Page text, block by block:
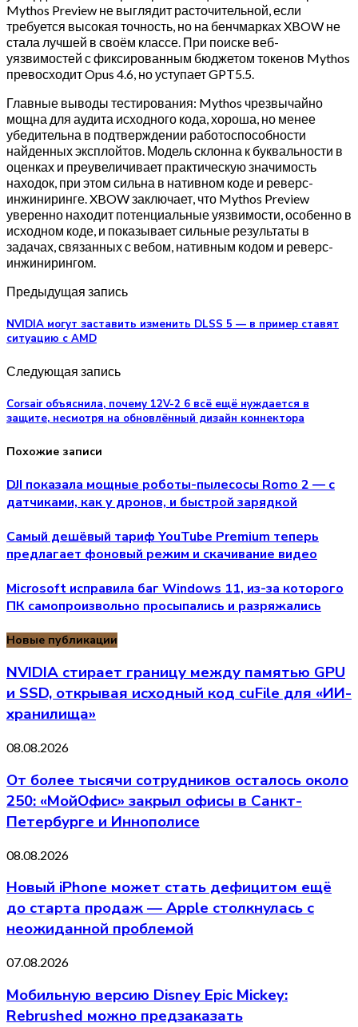
Mythos Preview не выглядит расточительной, если
требуется высокая точность, но на бенчмарках XBOW не
стала лучшей в своём классе. При поиске веб-
уязвимостей с фиксированным бюджетом токенов Mythos
превосходит Opus 4.6, но уступает GPT5.5.
Главные выводы тестирования: Mythos чрезвычайно
мощна для аудита исходного кода, хороша, но менее
убедительна в подтверждении работоспособности
найденных эксплойтов. Модель склонна к буквальности в
оценках и преувеличивает практическую значимость
находок, при этом сильна в нативном коде и реверс-
инжиниринге. XBOW заключает, что Mythos Preview
уверенно находит потенциальные уязвимости, особенно в
исходном коде, и показывает сильные результаты в
задачах, связанных с вебом, нативным кодом и реверс-
инжинирингом.
Предыдущая запись
NVIDIA могут заставить изменить DLSS 5 — в пример ставят
ситуацию с AMD
Следующая запись
Corsair объяснила, почему 12V-2 6 всё ещё нуждается в
защите, несмотря на обновлённый дизайн коннектора
Похожие записи
DJI показала мощные роботы-пылесосы Romo 2 — с
датчиками, как у дронов, и быстрой зарядкой
Самый дешёвый тариф YouTube Premium теперь
предлагает фоновый режим и скачивание видео
Microsoft исправила баг Windows 11, из-за которого
ПК самопроизвольно просыпались и разряжались
Новые публикации
NVIDIA стирает границу между памятью GPU
и SSD, открывая исходный код cuFile для «ИИ-
хранилища»
08.08.2026
От более тысячи сотрудников осталось около
250: «МойОфис» закрыл офисы в Санкт-
Петербурге и Иннополисе
08.08.2026
Новый iPhone может стать дефицитом ещё
до старта продаж — Apple столкнулась с
неожиданной проблемой
07.08.2026
Мобильную версию Disney Epic Mickey:
Rebrushed можно предзаказать